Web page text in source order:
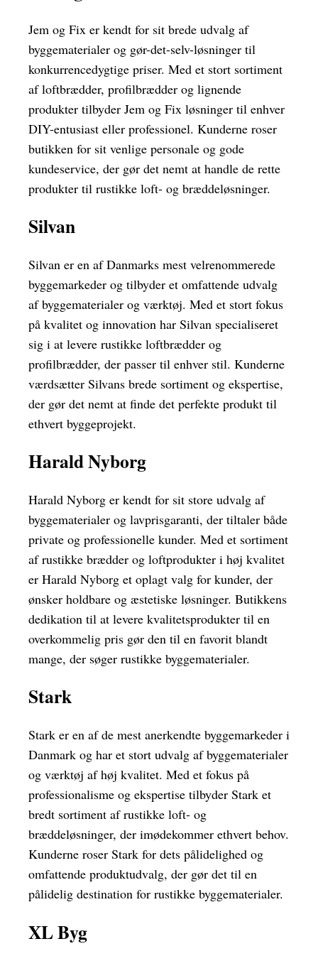
Jem og Fix er kendt for sit brede udvalg af
byggematerialer og gør-det-selv-løsninger til
konkurrencedygtige priser. Med et stort sortiment
af loftbrædder, profilbrædder og lignende
produkter tilbyder Jem og Fix løsninger til enhver
DIY-entusiast eller professionel. Kunderne roser
butikken for sit venlige personale og gode
kundeservice, der gør det nemt at handle de rette
produkter til rustikke loft- og bræddeløsninger.
Silvan
Silvan er en af Danmarks mest velrenommerede
byggemarkeder og tilbyder et omfattende udvalg
af byggematerialer og værktøj. Med et stort fokus
på kvalitet og innovation har Silvan specialiseret
sig i at levere rustikke loftbrædder og
profilbrædder, der passer til enhver stil. Kunderne
værdsætter Silvans brede sortiment og ekspertise,
der gør det nemt at finde det perfekte produkt til
ethvert byggeprojekt.
Harald Nyborg
Harald Nyborg er kendt for sit store udvalg af
byggematerialer og lavprisgaranti, der tiltaler både
private og professionelle kunder. Med et sortiment
af rustikke brædder og loftprodukter i høj kvalitet
er Harald Nyborg et oplagt valg for kunder, der
ønsker holdbare og æstetiske løsninger. Butikkens
dedikation til at levere kvalitetsprodukter til en
overkommelig pris gør den til en favorit blandt
mange, der søger rustikke byggematerialer.
Stark
Stark er en af de mest anerkendte byggemarkeder i
Danmark og har et stort udvalg af byggematerialer
og værktøj af høj kvalitet. Med et fokus på
professionalisme og ekspertise tilbyder Stark et
bredt sortiment af rustikke loft- og
bræddeløsninger, der imødekommer ethvert behov.
Kunderne roser Stark for dets pålidelighed og
omfattende produktudvalg, der gør det til en
pålidelig destination for rustikke byggematerialer.
XL Byg